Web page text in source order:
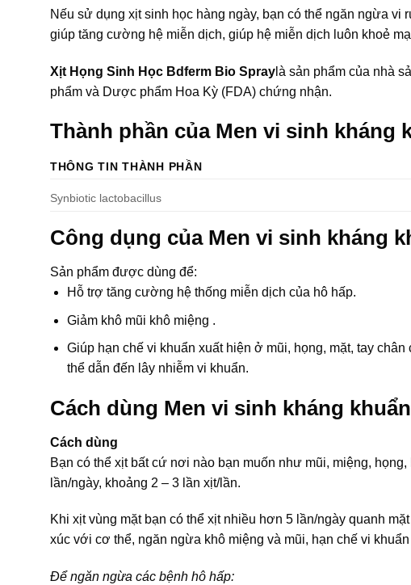
Nếu sử dụng xịt sinh học hàng ngày, bạn có thể ngăn ngừa
giúp tăng cường hệ miễn dịch, giúp hệ miễn dịch luôn khoẻ
Xịt Họng Sinh Học Bdferm Bio Spray là sản phẩm của nhà
phẩm và Dược phẩm Hoa Kỳ (FDA) chứng nhận.
Thành phần của Men vi sinh kháng
THÔNG TIN THÀNH PHẦN
Synbiotic lactobacillus
Công dụng của Men vi sinh kháng
Sản phẩm được dùng để:
Hỗ trợ tăng cường hệ thống miễn dịch của hô hấp.
Giảm khô mũi khô miệng .
Giúp hạn chế vi khuẩn xuất hiện ở mũi, họng, mặt, tay
thể dẫn đến lây nhiễm vi khuẩn.
Cách dùng Men vi sinh kháng
Cách dùng
Bạn có thể xịt bất cứ nơi nào bạn muốn như mũi, miệng,
lần/ngày, khoảng 2 – 3 lần xịt/lần.
Khi xịt vùng mặt bạn có thể xịt nhiều hơn 5 lần/ngày quanh
xúc với cơ thể, ngăn ngừa khô miệng và mũi, hạn chế vi
Để ngăn ngừa các bệnh hô hấp: